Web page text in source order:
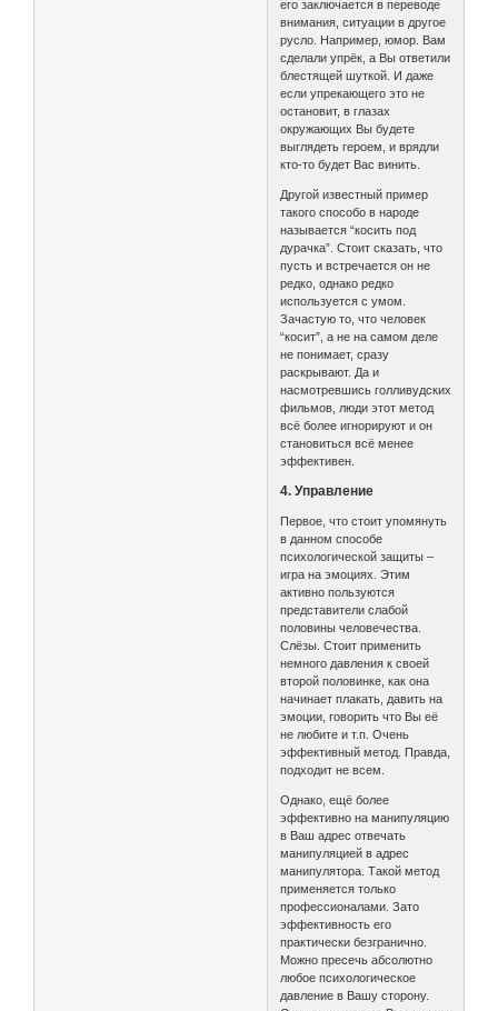
его заключается в переводе
внимания, ситуации в другое
русло. Например, юмор. Вам
сделали упрёк, а Вы ответили
блестящей шуткой. И даже
если упрекающего это не
остановит, в глазах
окружающих Вы будете
выглядеть героем, и врядли
кто-то будет Вас винить.
Другой известный пример
такого способо в народе
называется “косить под
дурачка”. Стоит сказать, что
пусть и встречается он не
редко, однако редко
используется с умом.
Зачастую то, что человек
“косит”, а не на самом деле
не понимает, сразу
раскрывают. Да и
насмотревшись голливудских
фильмов, люди этот метод
всё более игнорируют и он
становиться всё менее
эффективен.
4. Управление
Первое, что стоит упомянуть
в данном способе
психологической защиты –
игра на эмоциях. Этим
активно пользуются
представители слабой
половины человечества.
Слёзы. Стоит применить
немного давления к своей
второй половинке, как она
начинает плакать, давить на
эмоции, говорить что Вы её
не любите и т.п. Очень
эффективный метод. Правда,
подходит не всем.
Однако, ещё более
эффективно на манипуляцию
в Ваш адрес отвечать
манипуляцией в адрес
манипулятора. Такой метод
применяется только
профессионалами. Зато
эффективность его
практически безгранично.
Можно пресечь абсолютно
любое психологическое
давление в Вашу сторону.